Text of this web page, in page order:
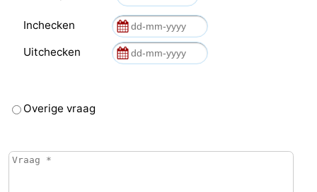
Inchecken
Uitchecken
Overige vraag